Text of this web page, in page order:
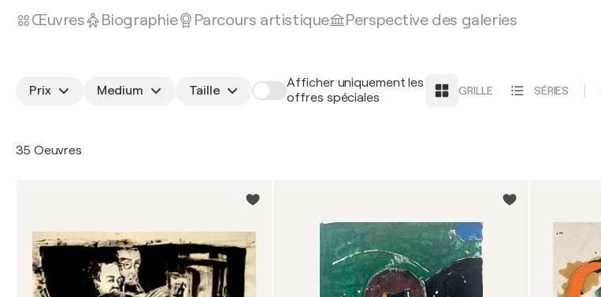
Œuvres Biographie Parcours artistique Perspective des galeries
Prix Medium Taille
Afficher uniquement les
offres spéciales
GRILLE SÉRIES
35 Oeuvres